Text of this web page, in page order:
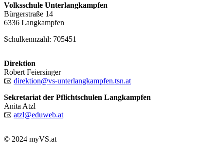
Volksschule Unterlangkampfen
Bürgerstraße 14
6336 Langkampfen
Schulkennzahl: 705451
Direktion
Robert Feiersinger
📧 direktion@vs-unterlangkampfen.tsn.at
Sekretariat der Pflichtschulen Langkampfen
Anita Atzl
📧 atzl@eduweb.at
© 2024 myVS.at